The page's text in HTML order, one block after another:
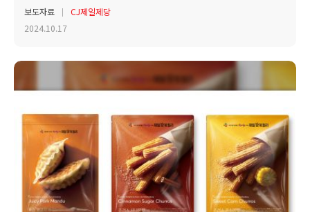
보도자료
CJ제일제당
2024.10.17